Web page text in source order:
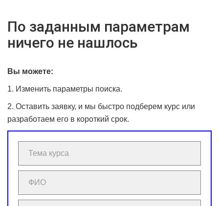
По заданным параметрам
ничего не нашлось
Вы можете:
1. Изменить параметры поиска.
2. Оставить заявку, и мы быстро подберем курс или
разработаем его в короткий срок.